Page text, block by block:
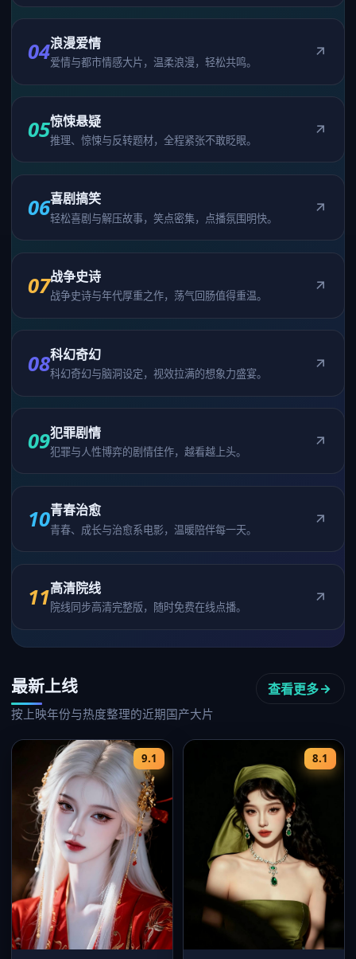
04浪漫爱情
爱情与都市情感大片，温柔浪漫，轻松共鸣。
05惊悚悬疑
推理、惊悚与反转题材，全程紧张不敢眨眼。
06喜剧搞笑
轻松喜剧与解压故事，笑点密集，点播氛围明快。
07战争史诗
战争史诗与年代厚重之作，荡气回肠值得重温。
08科幻奇幻
科幻奇幻与脑洞设定，视效拉满的想象力盛宴。
09犯罪剧情
犯罪与人性博弈的剧情佳作，越看越上头。
10青春治愈
青春、成长与治愈系电影，温暖陪伴每一天。
11高清院线
院线同步高清完整版，随时免费在线点播。
最新上线
按上映年份与热度整理的近期国产大片
查看更多
9.1 8.1